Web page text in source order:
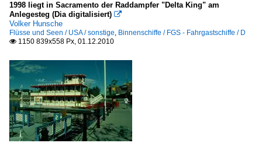
1998 liegt in Sacramento der Raddampfer "Delta King" am
Anlegesteg (Dia digitalisiert) 
Volker Hunsche
Flüsse und Seen / USA / sonstige, Binnenschiffe / FGS - Fahrgastschiffe / D
 1150 839x558 Px, 01.12.2010